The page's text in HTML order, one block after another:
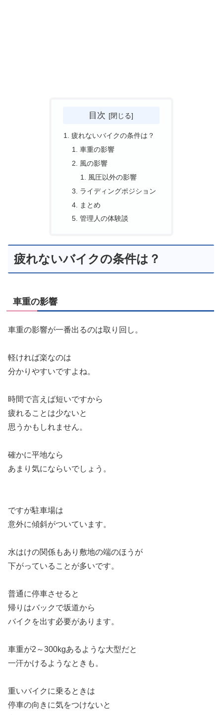
目次
疲れないバイクの条件は？
車重の影響
風の影響
風圧以外の影響
ライディングポジション
まとめ
管理人の体験談
疲れないバイクの条件は？
車重の影響
車重の影響が一番出るのは取り回し。
軽ければ楽なのは
分かりやすいですよね。
時間で言えば短いですから
疲れることは少ないと
思うかもしれません。
確かに平地なら
あまり気にならいでしょう。
ですが駐車場は
意外に傾斜がついています。
水はけの関係もあり敷地の端のほうが
下がっていることが多いです。
普通に停車させると
帰りはバックで坂道から
バイクを出す必要があります。
車重が2～300kgあるような大型だと
一汗かけるようなときも。
重いバイクに乗るときは
停車の向きに気をつけないと